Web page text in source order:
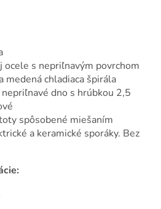
ocele s nepriľnavým povrchom
medená chladiaca špirála
dno s hrúbkou 2,5
spôsobené miešaním
a keramické sporáky. Bez